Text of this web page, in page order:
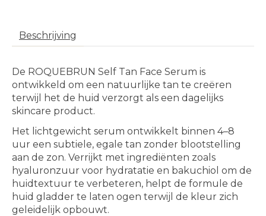
Beschrijving
De ROQUEBRUN Self Tan Face Serum is
ontwikkeld om een natuurlijke tan te creëren
terwijl het de huid verzorgt als een dagelijks
skincare product.
Het lichtgewicht serum ontwikkelt binnen 4–8
uur een subtiele, egale tan zonder blootstelling
aan de zon. Verrijkt met ingrediënten zoals
hyaluronzuur voor hydratatie en bakuchiol om de
huidtextuur te verbeteren, helpt de formule de
huid gladder te laten ogen terwijl de kleur zich
geleidelijk opbouwt.